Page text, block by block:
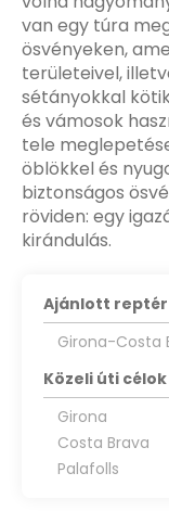
van egy túra
ösvényeken,
területeivel,
sétányokkal
és vámosok
tele
öblökkel és
biztonságos
röviden: egy
kirándulás.
Ajánlott reptér
Girona-Costa
Közeli úti célok
Girona
Costa Brava
Palafolls